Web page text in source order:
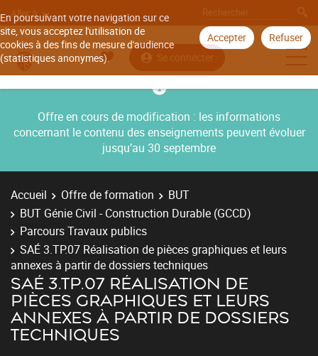
En poursuivant votre navigation sur ce
site, vous acceptez l'utilisation de
cookies à des fins de mesure d'audience
(statistiques anonymes).
Accepter Refuser
Aller à
Se connecter
Offre en cours de modification : les informations
concernant le contenu des enseignements peuvent évoluer
jusqu’au 30 septembre
Accueil Offre de formation
BUT
BUT Génie Civil - Construction Durable (GCCD)
Parcours Travaux publics
SAÉ 3.TP.07 Réalisation de pièces graphiques et leurs
annexes à partir de dossiers techniques
SAÉ 3.TP.07 RÉALISATION DE
PIÈCES GRAPHIQUES ET LEURS
ANNEXES À PARTIR DE DOSSIERS
TECHNIQUES